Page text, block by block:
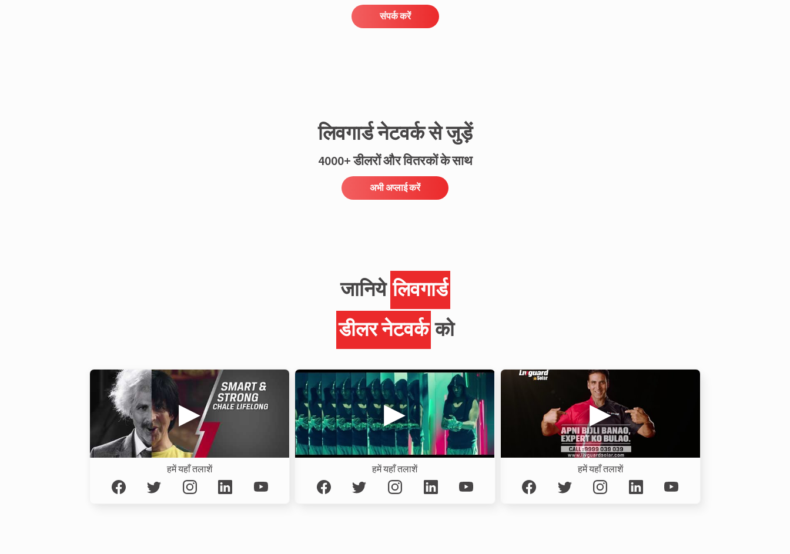
संपर्क करें
लिवगार्ड नेटवर्क से जुड़ें
4000+ डीलरों और वितरकों के साथ
अभी अप्लाई करें
जानियेलिवगार्ड
डीलर नेटवर्क को
हमें यहाँ तलाशें हमें यहाँ तलाशें हमें यहाँ तलाशें